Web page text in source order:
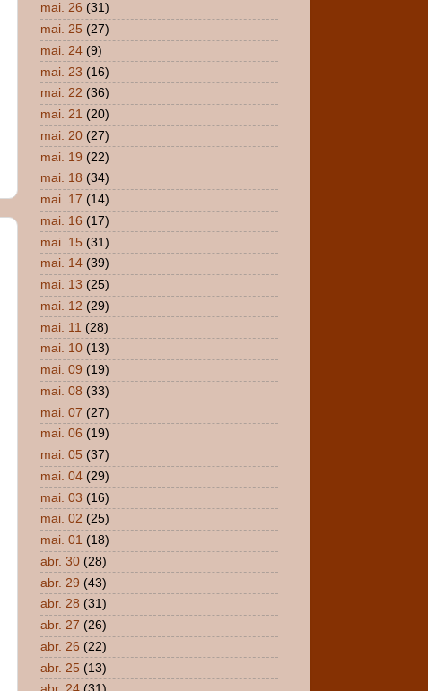
mai. 26 (31)
mai. 25 (27)
mai. 24 (9)
mai. 23 (16)
mai. 22 (36)
mai. 21 (20)
mai. 20 (27)
mai. 19 (22)
mai. 18 (34)
mai. 17 (14)
mai. 16 (17)
mai. 15 (31)
mai. 14 (39)
mai. 13 (25)
mai. 12 (29)
mai. 11 (28)
mai. 10 (13)
mai. 09 (19)
mai. 08 (33)
mai. 07 (27)
mai. 06 (19)
mai. 05 (37)
mai. 04 (29)
mai. 03 (16)
mai. 02 (25)
mai. 01 (18)
abr. 30 (28)
abr. 29 (43)
abr. 28 (31)
abr. 27 (26)
abr. 26 (22)
abr. 25 (13)